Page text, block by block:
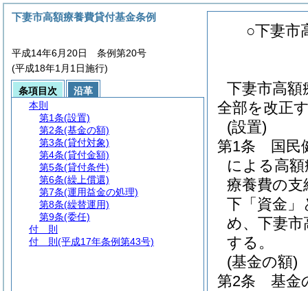
○下妻市
下妻市高額
全部を改正
(設置)
第1条
国民
による高
療養費の
下「資金」
め、下妻市
する。
(基金の額)
第2条
基金
下妻市高額療養費貸付基金条例
平成14年6月20日 条例第20号
(平成18年1月1日施行)
条項目次
沿革
本則
第1条(設置)
第2条(基金の額)
第3条(貸付対象)
第4条(貸付金額)
第5条(貸付条件)
第6条(繰上償還)
第7条(運用益金の処理)
第8条(繰替運用)
第9条(委任)
付 則
付 則 (平成17年条例第43号)